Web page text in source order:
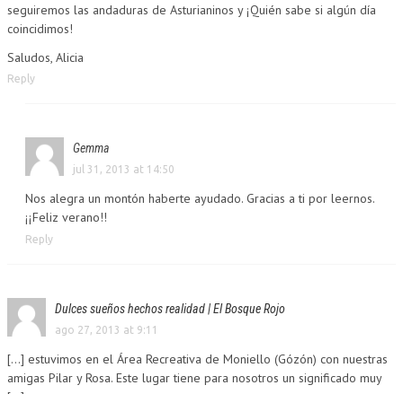
seguiremos las andaduras de Asturianinos y ¡Quién sabe si algún día
coincidimos!
Saludos, Alicia
Reply
Gemma
jul 31, 2013 at 14:50
Nos alegra un montón haberte ayudado. Gracias a ti por leernos.
¡¡Feliz verano!!
Reply
Dulces sueños hechos realidad | El Bosque Rojo
ago 27, 2013 at 9:11
[...] estuvimos en el Área Recreativa de Moniello (Gózón) con nuestras
amigas Pilar y Rosa. Este lugar tiene para nosotros un significado muy